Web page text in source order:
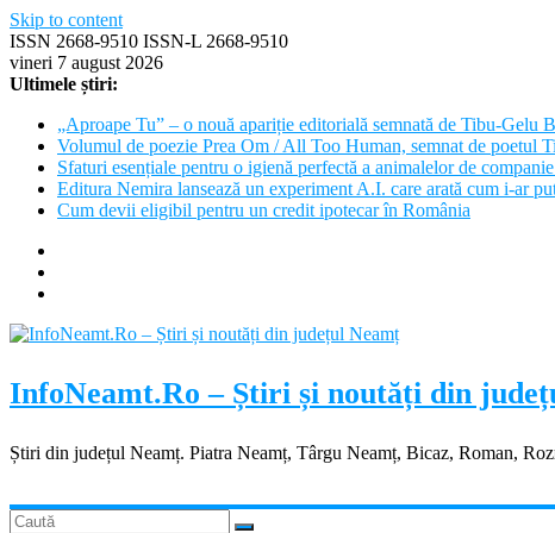
Skip to content
ISSN 2668-9510 ISSN-L 2668-9510
vineri 7 august 2026
Ultimele știri:
„Aproape Tu” – o nouă apariție editorială semnată de Tibu-Gelu
Volumul de poezie Prea Om / All Too Human, semnat de poetul
Sfaturi esențiale pentru o igienă perfectă a animalelor de
Editura Nemira lansează un experiment A.I. care arată cum i-ar
Cum devii eligibil pentru un credit ipotecar în România
InfoNeamt.Ro – Știri și noutăți din
Știri din județul Neamț. Piatra Neamț, Târgu Neamț, Bicaz, Roman,